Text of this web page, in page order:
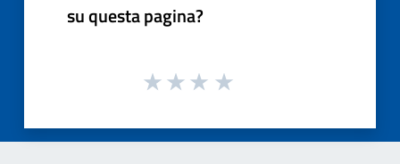
su questa pagina?